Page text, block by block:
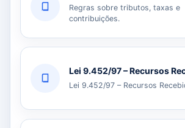
Regras sobre tributos, taxas e
contribuições.
Lei 9.452/97 – Recursos
Lei 9.452/97 – Recursos